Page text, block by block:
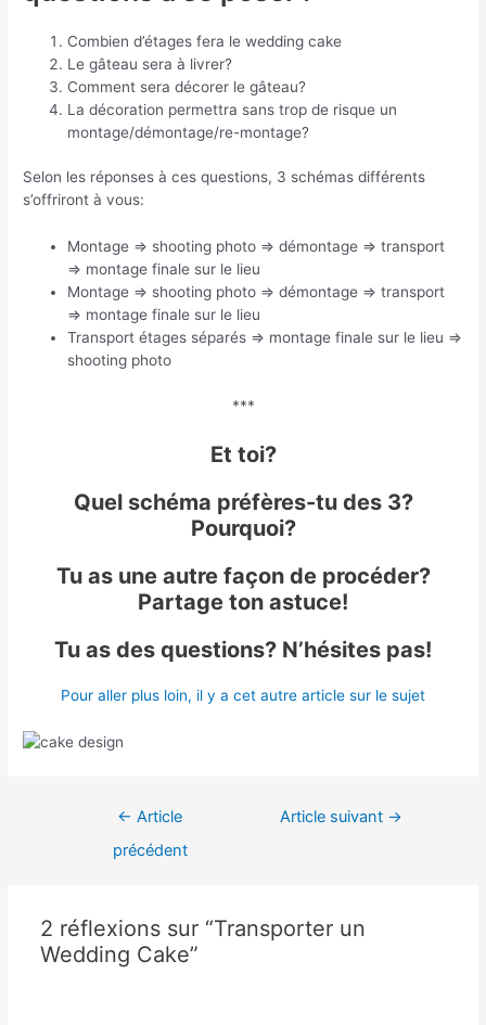
Combien d’étages fera le wedding cake
Le gâteau sera à livrer?
Comment sera décorer le gâteau?
La décoration permettra sans trop de risque un
montage/démontage/re-montage?
Selon les réponses à ces questions, 3 schémas différents
s’offriront à vous:
Montage => shooting photo => démontage => transport
=> montage finale sur le lieu
Montage => shooting photo => démontage => transport
=> montage finale sur le lieu
Transport étages séparés => montage finale sur le lieu =>
shooting photo
***
Et toi?
Quel schéma préfères-tu des 3?
Pourquoi?
Tu as une autre façon de procéder?
Partage ton astuce!
Tu as des questions? N’hésites pas!
Pour aller plus loin, il y a cet autre article sur le sujet
← Article
précédent
Article suivant →
2 réflexions sur “Transporter un
Wedding Cake”